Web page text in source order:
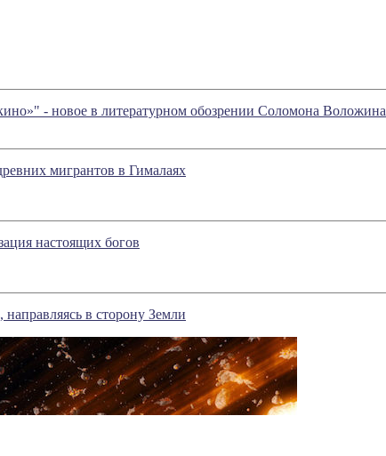
- новое в литературном обозрении Соломона Воложина
мигрантов в Гималаях
настоящих богов
направляясь в сторону Земли